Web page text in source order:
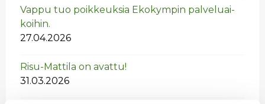
Vappu tuo poik­keuk­sia Eko­kym­pin pal­ve­luai­
koi­hin.
27.04.2026
Risu-Mat­ti­la on avat­tu!
31.03.2026